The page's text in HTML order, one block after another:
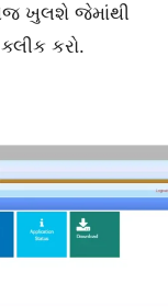
ખુલશે જેમાંથી
કરો.